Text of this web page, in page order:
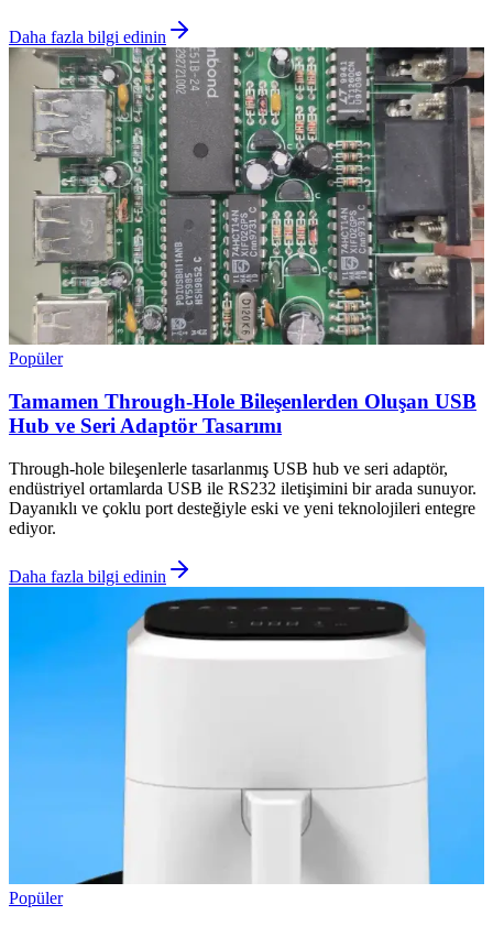
Daha fazla bilgi edinin
Popüler
Tamamen Through-Hole Bileşenlerden Oluşan USB
Hub ve Seri Adaptör Tasarımı
Through-hole bileşenlerle tasarlanmış USB hub ve seri adaptör,
endüstriyel ortamlarda USB ile RS232 iletişimini bir arada sunuyor.
Dayanıklı ve çoklu port desteğiyle eski ve yeni teknolojileri entegre
ediyor.
Daha fazla bilgi edinin
Popüler